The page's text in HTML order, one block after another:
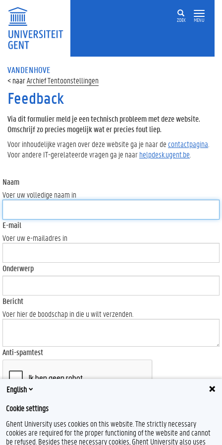
ZOEK MENU
VANDENHOVE
Archief Tentoonstellingen
Feedback
Via dit formulier meld je een technisch probleem met deze website.
Omschrijf zo precies mogelijk wat er precies fout liep.
Voor inhoudelijke vragen over deze website ga je naar de contactpagina
Voor andere IT-gerelateerde vragen ga je naarhelpdesk.ugent.be
Naam
Voer uw volledige naam in
E-mail
Voer uw e-mailadres in
Onderwerp
Bericht
Voer hier de boodschap in die u wilt verzenden.
Anti-spamtest
Send
English
Cookie settings
Ghent University uses cookies on this website. The strictly necessary
cookies are required for the proper functioning of the website and cannot
be refused. Besides these necessary cookies, Ghent University also uses